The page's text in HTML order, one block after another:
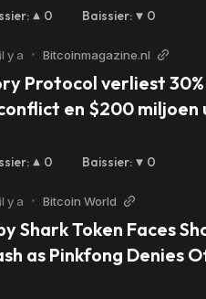
: 0 Baissier: 0
y a • Bitcoinmagazine.nl
Protocol verliest
en $200
: 0 Baissier: 0
y a • Bitcoin World
Shark Token Faces
as Pinkfong Denies